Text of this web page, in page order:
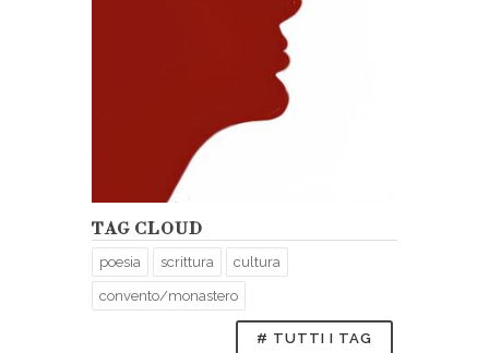
TAG CLOUD
poesia scrittura cultura
convento/monastero
# TUTTI I TAG